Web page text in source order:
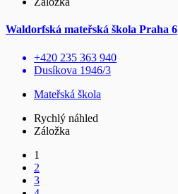
Waldorfská mateřská škola Praha 6
+420 235 363 940
Dusíkova 1946/3
Mateřská škola
Rychlý náhled
Záložka
1
2
3